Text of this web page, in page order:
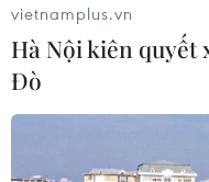
vietnamplus.vn
Hà Nội kiên quyết
Đò